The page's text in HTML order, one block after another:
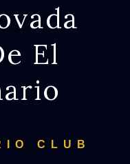
El
CLUB